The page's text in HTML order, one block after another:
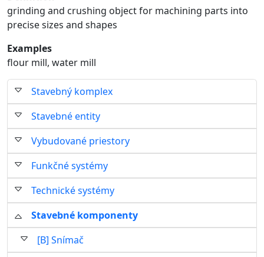
Stavebný komplex
Stavebné entity
Vybudované priestory
Funkčné systémy
Technické systémy
Stavebné komponenty
[B] Snímač
grinding and crushing object for machining parts into
precise sizes and shapes
Examples
flour mill, water mill